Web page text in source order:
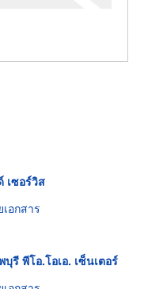
เซอร์วิส
เอกสาร
บุรี พีโอ.โอเอ. เซ็นเตอร์